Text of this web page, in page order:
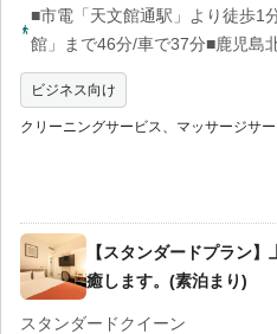
■市電「天文館通駅」より徒歩1
館」まで46分/車で37分■鹿児島
ビジネス向け
クリーニングサービス、マッサージサ
【スタンダードプラン
癒します。(素泊まり)
スタンダードクイーン